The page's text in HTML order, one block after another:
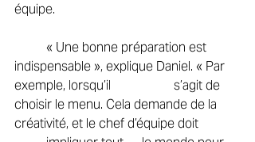
équipe.
indispensable », explique Daniel. « Par
exemple, lorsqu’il 		s’agit de
choisir le menu. Cela demande de la
créativité, et le chef d’équipe doit